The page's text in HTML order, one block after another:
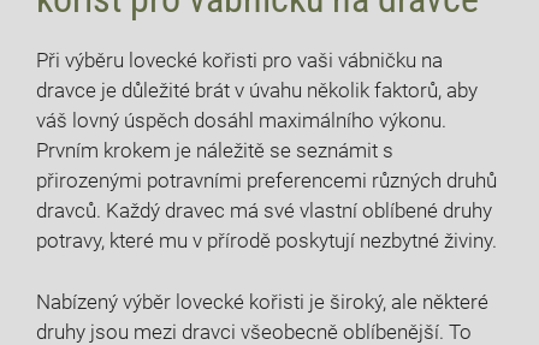
Při výběru lovecké kořisti pro vaši vábničku na
dravce je důležité brát v úvahu několik faktorů, aby
váš lovný úspěch dosáhl maximálního výkonu.
Prvním krokem je náležitě se seznámit s
přirozenými potravními preferencemi různých druhů
dravců. Každý dravec má své vlastní oblíbené druhy
potravy, které mu v přírodě poskytují nezbytné živiny.
Nabízený výběr lovecké kořisti je široký, ale některé
druhy jsou mezi dravci všeobecně oblíbenější. To